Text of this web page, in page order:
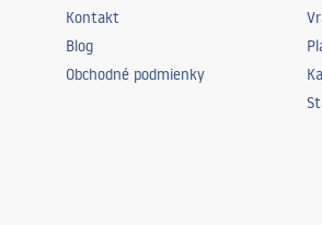
Kontakt
Blog
Obchodné podmienky